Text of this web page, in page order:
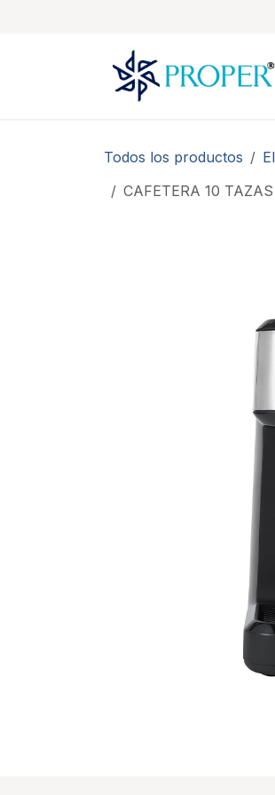
Todos los productos
CAFETERA 10